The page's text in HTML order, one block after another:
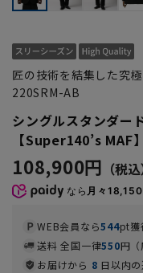
匠の技術を結集した究
220SRM-AB
シングルスタンダー
【Super140’s MAF】
108,900円
なら 月々
WEB会員なら544pt獲
送料 全国一律550円（
お届けから 8 日以内